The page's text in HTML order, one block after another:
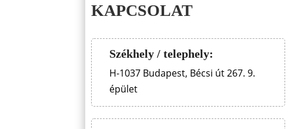
KAPCSOLAT
Székhely / telephely:
H-1037 Budapest, Bécsi út 267. 9.
épület